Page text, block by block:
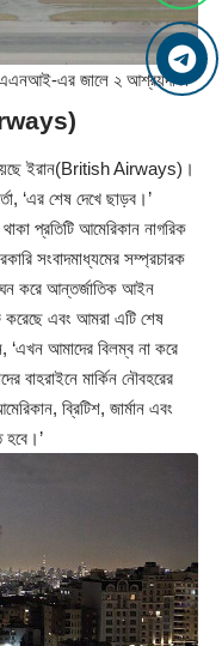
এর জালে ২ আশ্রয়দাতা
ইরান(British Airways)।
‘এর শেষ দেখে ছাড়ব।’
প্রতিটি আমেরিকান নাগরিক
সংবাদমাধ্যমের সম্প্রচারক
করে আন্তর্জাতিক আইন
করেছে এবং আমরা এটি শেষ
‘এখন আমাদের বিলম্ব না করে
বাহরাইনে মার্কিন নৌবহরের
ব্রিটিশ, জার্মান এবং
হবে।’